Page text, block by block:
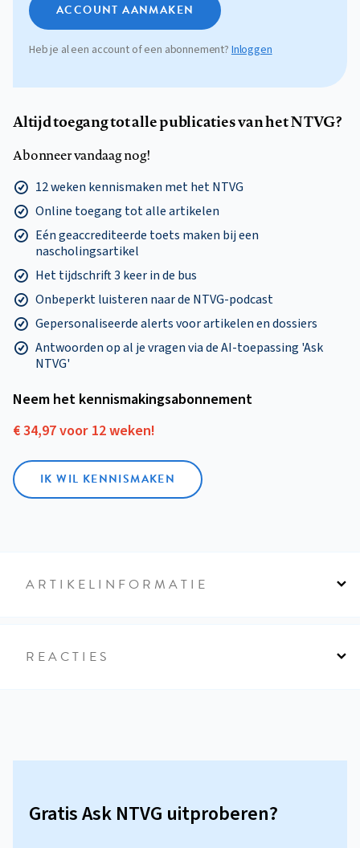
ACCOUNT AANMAKEN
Heb je al een account of een abonnement? Inloggen
Altijd toegang tot alle publicaties van het NTVG?
Abonneer vandaag nog!
12 weken kennismaken met het NTVG
Online toegang tot alle artikelen
Eén geaccrediteerde toets maken bij een
nascholingsartikel
Het tijdschrift 3 keer in de bus
Onbeperkt luisteren naar de NTVG-podcast
Gepersonaliseerde alerts voor artikelen en dossiers
Antwoorden op al je vragen via de AI-toepassing 'Ask
NTVG'
Neem het kennismakings­abonnement
€ 34,97 voor 12 weken!
IK WIL KENNISMAKEN
ARTIKELINFORMATIE
REACTIES
Gratis Ask NTVG uitproberen?